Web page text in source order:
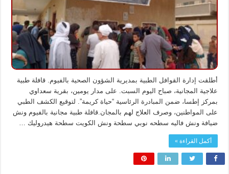
كريمة”
مغلقة
أطلقت إدارة القوافل الطبية بمديرية الشؤون الصحية بالفيوم. قافلة طبية
علاجية المجانية، صباح اليوم السبت. على مدار يومين، بقرية سعداوي
بمركز إطسا، ضمن المبادرة الرئاسية “حياة كريمة”. لتوقيع الكشف الطبي
على المواطنين، وصرف العلاج لهم بالمجان.قافلة طبية مجانية بالفيوم ونش
ضيافة ونش فاليه سطحه نوبي سطحة ونش الكويت سطحة هيدروليك …
أكمل القراءة »